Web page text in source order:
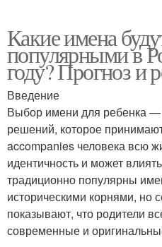
Какие имена
популярными в
году? Прогноз и
Введение
Выбор имени для ребенка
решений, которое
accompanies человека всю
идентичность и может
традиционно популярны
историческими корнями, но
показывают, что родители
современные и